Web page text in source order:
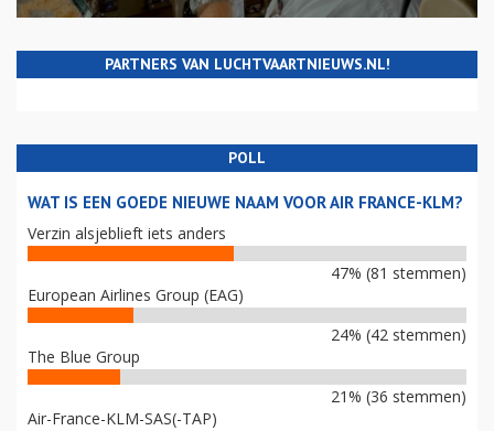
PARTNERS VAN LUCHTVAARTNIEUWS.NL!
POLL
WAT IS EEN GOEDE NIEUWE NAAM VOOR AIR FRANCE-KLM?
Verzin alsjeblieft iets anders
47% (81 stemmen)
European Airlines Group (EAG)
24% (42 stemmen)
The Blue Group
21% (36 stemmen)
Air-France-KLM-SAS(-TAP)